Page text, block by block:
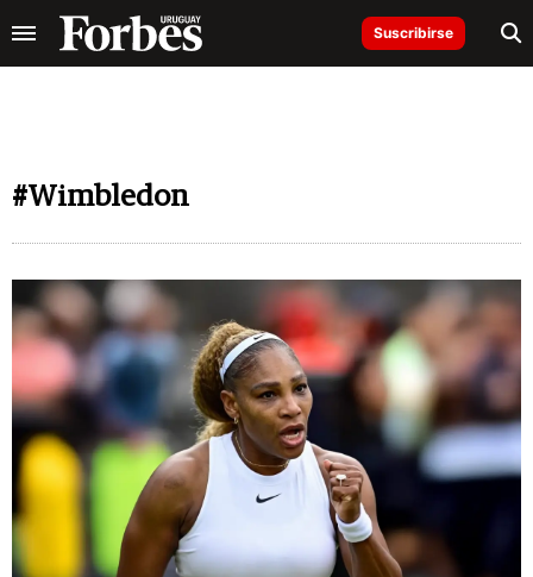
Suscribirse
#Wimbledon